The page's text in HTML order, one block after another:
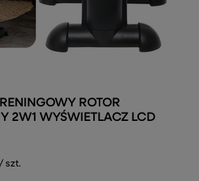
/ szt.
ROTOR
2W1 WYŚWIETLACZ LCD